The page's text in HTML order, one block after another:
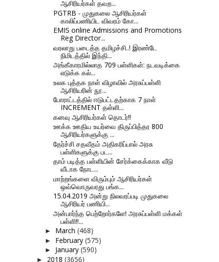
ஆசிரியர்கள் தவற...
PGTRB - முதுகலை ஆசிரியர்கள்
காலிப்பணியிட விவரம் கோ...
EMIS online Admissions and Promotions
Reg Director...
வரலாறு படைத்த தமிழச்சி..! இரண்டே
நிமிடத்தில் இந்தி...
அங்கீகாரமில்லாத 709 பள்ளிகள்: நடவடிக்கை
எடுக்க கல்...
உலக புத்தக நாள் விழாவில் அரசுப்பள்ளி
ஆசிரியரின் நூ...
போராட்டத்தில் ஈடுபட்டதற்காக 7 நாள்
INCREMENT தள்ளி...
கனவு ஆசிரியர்கள் தொடர்!!
ஊக்க ஊதிய உயர்வை திருப்பித்தர 800
ஆசிரியர்களுக்கு ...
தேர்ச்சி சதவீதம் அதிகரிப்பால் அரசு
பள்ளிகளுக்கு பட...
தாம் படித்த பள்ளியின் சேர்க்கைக்காக வீடு
வீடாக நோட...
மாற்றங்களை விரும்பும் ஆசிரியர்கள்
ஒவ்வொருவரது பங்க...
15.04.2019 அன்று நிலவரப்படி முதுகலை
ஆசிரியர் பணியி...
அன்பார்ந்த பெற்றோர்களே! அரசுப்பள்ளி மக்கள்
பள்ளி!!...
► March (468)
► February (575)
► January (590)
► 2018 (3656)